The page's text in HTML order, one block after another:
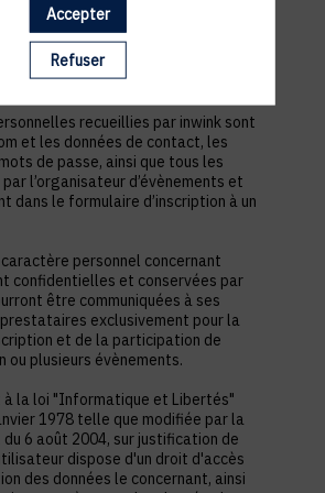
d’accéder au site d’un
consulter les informations
pratique et logistique d’un
recueillies par inwink sont
et les données de contact, les
de passe, ainsi que tous les
l’organisateur d’évènements et
dans le formulaire d’inscription à un
caractère personnel concernant
confidentielles et conservées par
être communiquées à ses
exclusivement pour la
et de la participation de
ou plusieurs évènements.
à la loi "Informatique et Libertés"
1978 telle que modifiée par la
6 août 2004, sur justification de
dispose d'un droit d'accès
des données le concernant, ainsi
Accepter
Refuser